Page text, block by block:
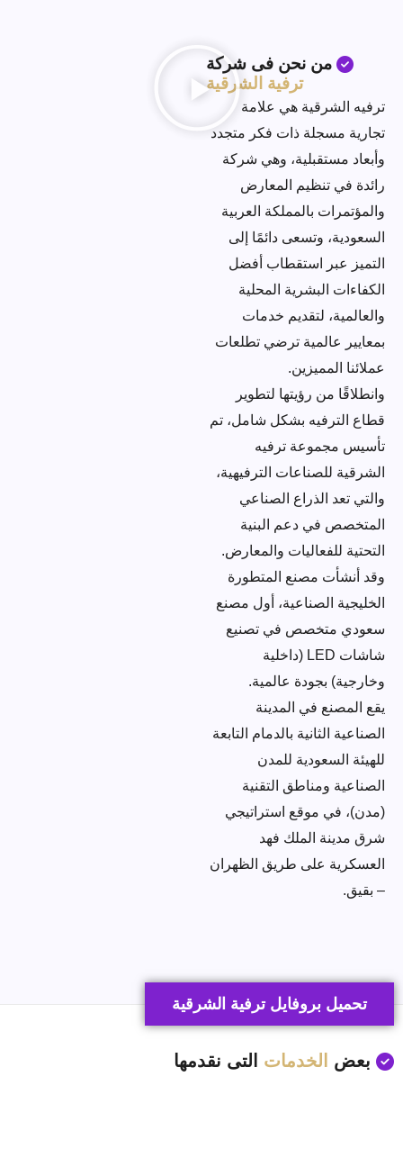
من الفكرة إلى التنفيذ، نُبدع في تحويل فعاليتك إلى تجربة فريدة
من نوعها.
من نحن فى شركة
ترفية الشرقية
ترفيه الشرقية هي علامة
تجارية مسجلة ذات فكر متجدد
وأبعاد مستقبلية، وهي شركة
رائدة في تنظيم المعارض
والمؤتمرات بالمملكة العربية
السعودية، وتسعى دائمًا إلى
التميز عبر استقطاب أفضل
الكفاءات البشرية المحلية
والعالمية، لتقديم خدمات
بمعايير عالمية ترضي تطلعات
عملائنا المميزين.
وانطلاقًا من رؤيتها لتطوير
قطاع الترفيه بشكل شامل، تم
تأسيس مجموعة ترفيه
الشرقية للصناعات الترفيهية،
والتي تعد الذراع الصناعي
المتخصص في دعم البنية
التحتية للفعاليات والمعارض.
وقد أنشأت مصنع المتطورة
الخليجية الصناعية، أول مصنع
سعودي متخصص في تصنيع
شاشات LED (داخلية
وخارجية) بجودة عالمية.
يقع المصنع في المدينة
الصناعية الثانية بالدمام التابعة
للهيئة السعودية للمدن
الصناعية ومناطق التقنية
(مدن)، في موقع استراتيجي
شرق مدينة الملك فهد
العسكرية على طريق الظهران
– بقيق.
تحميل بروفايل ترفية الشرقية
بعض الخدمات التى نقدمها